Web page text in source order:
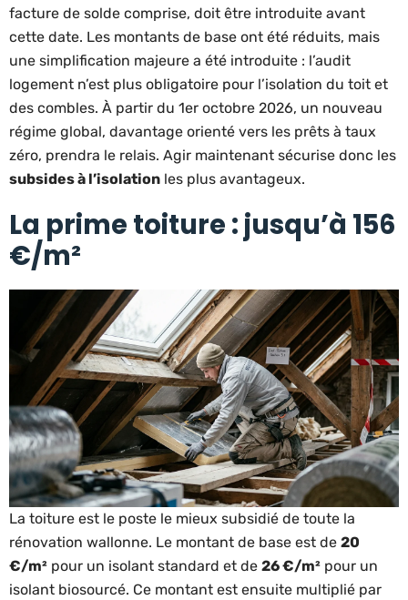
facture de solde comprise, doit être introduite avant
cette date. Les montants de base ont été réduits, mais
une simplification majeure a été introduite : l’audit
logement n’est plus obligatoire pour l’isolation du toit et
des combles. À partir du 1er octobre 2026, un nouveau
régime global, davantage orienté vers les prêts à taux
zéro, prendra le relais. Agir maintenant sécurise donc les
subsides à l’isolation les plus avantageux.
La prime toiture : jusqu’à 156
€/m²
La toiture est le poste le mieux subsidié de toute la
rénovation wallonne. Le montant de base est de 20
€/m² pour un isolant standard et de 26 €/m² pour un
isolant biosourcé. Ce montant est ensuite multiplié par